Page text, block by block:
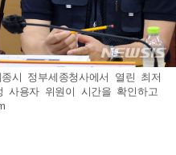
시 정부세종청사에서 열린 최저
사용자 위원이 시간을 확인하고